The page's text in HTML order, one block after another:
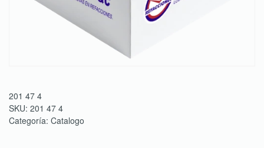
201 47 4
SKU: 201 47 4
Categoría: Catalogo